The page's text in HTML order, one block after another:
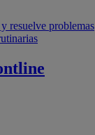
resuelve problemas